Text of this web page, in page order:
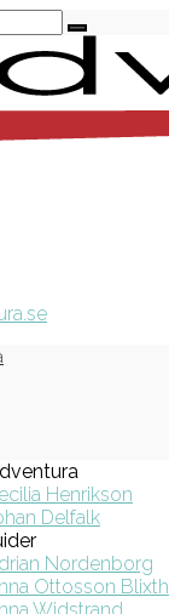
Henrikson
Delfalk
Nordenborg
Ottosson Blixth